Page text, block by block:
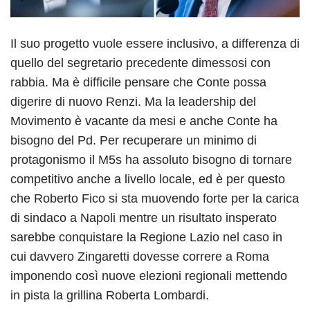
Il suo progetto vuole essere inclusivo, a differenza di
quello del segretario precedente dimessosi con
rabbia. Ma è difficile pensare che Conte possa
digerire di nuovo Renzi. Ma la leadership del
Movimento è vacante da mesi e anche Conte ha
bisogno del Pd. Per recuperare un minimo di
protagonismo il M5s ha assoluto bisogno di tornare
competitivo anche a livello locale, ed è per questo
che Roberto Fico si sta muovendo forte per la carica
di sindaco a Napoli mentre un risultato insperato
sarebbe conquistare la Regione Lazio nel caso in
cui davvero Zingaretti dovesse correre a Roma
imponendo così nuove elezioni regionali mettendo
in pista la grillina Roberta Lombardi.